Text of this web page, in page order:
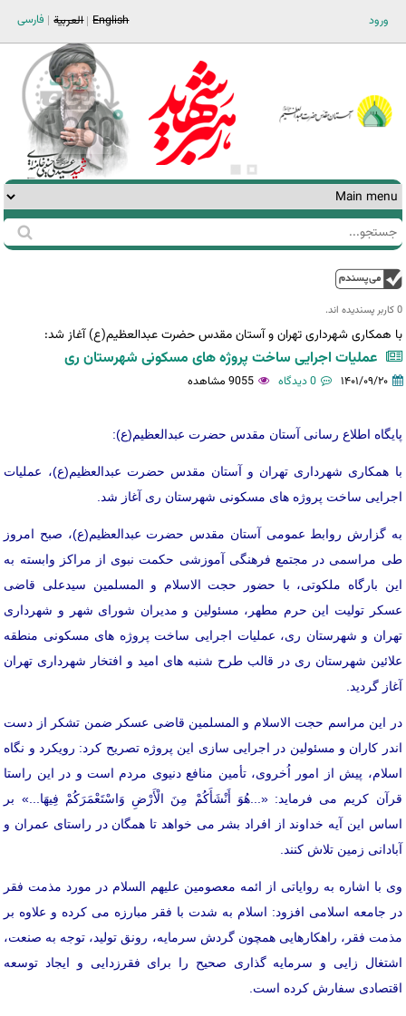
ورود فارسی العربية English
فرم
جستجو
جستجو
0 کاربر پسندیده اند.‎
با همکاری شهرداری تهران و آستان مقدس حضرت عبدالعظیم(ع) آغاز شد:
عملیات اجرایی ساخت پروژه های مسکونی شهرستان ری
۱۴۰۱/۰۹/۲۰ 0 دیدگاه 9055 مشاهده
پایگاه اطلاع رسانی آستان مقدس حضرت عبدالعظیم(ع):
با همکاری شهرداری تهران و آستان مقدس حضرت عبدالعظیم(ع)، عملیات
اجرایی ساخت پروژه های مسکونی شهرستان ری آغاز شد.
به گزارش روابط عمومی آستان مقدس حضرت عبدالعظیم(ع)، صبح امروز
طی مراسمی در مجتمع فرهنگی آموزشی حکمت نبوی از مراکز وابسته به
این بارگاه ملکوتی، با حضور حجت الاسلام و المسلمین سیدعلی قاضی
عسکر تولیت این حرم مطهر، مسئولین و مدیران شورای شهر و شهرداری
تهران و شهرستان ری، عملیات اجرایی ساخت پروژه های مسکونی منطقه
علائین شهرستان ری در قالب طرح شنبه های امید و افتخار شهرداری تهران
آغاز گردید.
در این مراسم حجت الاسلام و المسلمین قاضی عسکر ضمن تشکر از دست
اندر کاران و مسئولین در اجرایی سازی این پروژه تصریح کرد: رویکرد و نگاه
اسلام، پیش از امور اُخروی، تأمین منافع دنیوی مردم است و در این راستا
قرآن کریم می فرماید: «...هُوَ أَنْشَأَكُمْ مِنَ الْأَرْضِ وَاسْتَعْمَرَكُمْ فِيهَا...» بر
اساس این آیه خداوند از افراد بشر می خواهد تا همگان در راستای عمران و
آبادانی زمین تلاش کنند.
وی با اشاره به روایاتی از ائمه معصومین علیهم السلام در مورد مذمت فقر
در جامعه اسلامی افزود: اسلام به شدت با فقر مبارزه می کرده و علاوه بر
مذمت فقر، راهکارهایی همچون گردش سرمایه، رونق تولید، توجه به صنعت،
اشتغال زایی و سرمایه گذاری صحیح را برای فقرزدایی و ایجاد توسعه
اقتصادی سفارش کرده است.